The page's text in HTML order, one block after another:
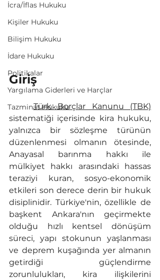
İcra/İflas Hukuku
Kişiler Hukuku
Bilişim Hukuku
İdare Hukuku
Politikalar
Yargılama Giderleri ve Harçlar
Tazminat Hukuku
Giriş
Türk Borçlar Kanunu (TBK)
sistematiği içerisinde kira hukuku,
yalnızca bir sözleşme türünün
düzenlenmesi olmanın ötesinde,
Anayasal barınma hakkı ile
mülkiyet hakkı arasındaki hassas
teraziyi kuran, sosyo-ekonomik
etkileri son derece derin bir hukuk
disiplinidir. Türkiye'nin, özellikle de
başkent Ankara'nın geçirmekte
olduğu hızlı kentsel dönüşüm
süreci, yapı stokunun yaşlanması
ve deprem kuşağında yer almanın
getirdiği güçlendirme
zorunlulukları, kira ilişkilerini